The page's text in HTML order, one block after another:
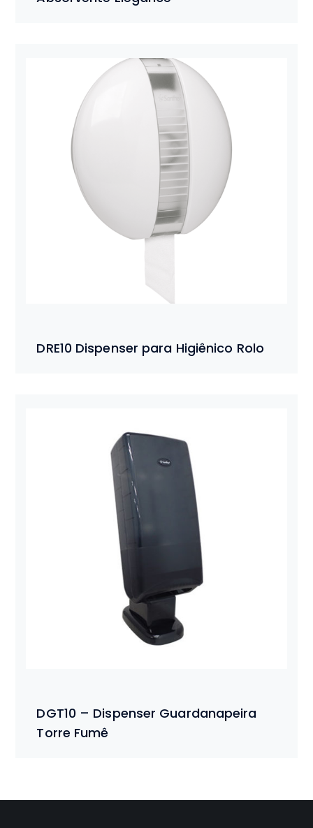
DRE10 Dispenser para Higiênico Rolo
DGT10 – Dispenser Guardanapeira
Torre Fumê